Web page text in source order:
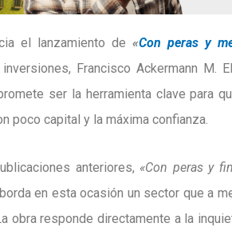
el lanzamiento de «Con peras y
Francisco Ackermann M.
ser la herramienta clave para
poco capital y la máxima confianza.
anteriores, «Con peras y
en esta ocasión un sector que a
obra responde directamente a la